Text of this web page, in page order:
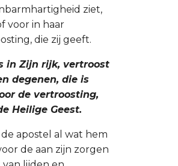
ziet,
voor in haar
die zij geeft.
in Zijn rijk, vertroost
degenen, die is
de vertroosting,
Heilige Geest.
apostel al wat hem
de aan zijn zorgen